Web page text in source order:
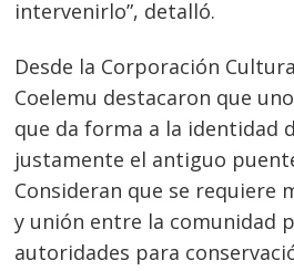
intervenirlo”, detalló.
Desde la Corporación
Coelemu destacaron que
que da forma a la identidad
justamente el antiguo
Consideran que se requiere
y unión entre la comunidad
autoridades para